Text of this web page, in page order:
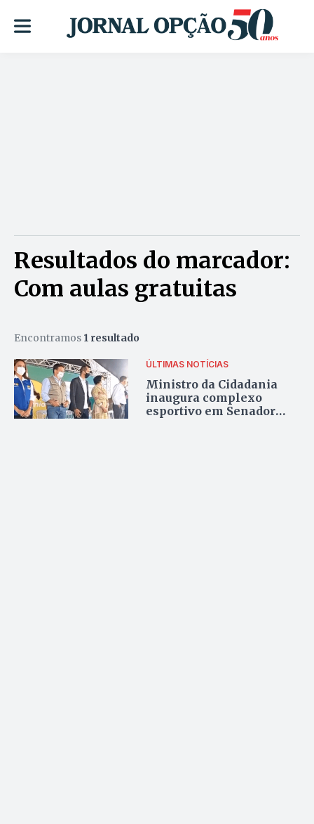
Resultados do marcador:
Com aulas gratuitas
Encontramos 1 resultado
ÚLTIMAS NOTÍCIAS
Ministro da Cidadania
inaugura complexo
esportivo em Senador